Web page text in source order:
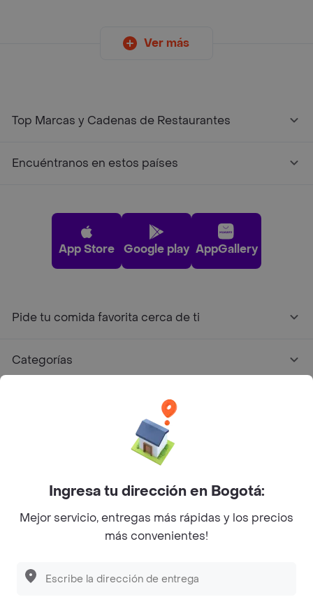
Ver más
Top Marcas y Cadenas de Restaurantes
Encuéntranos en estos países
App Store Google play AppGallery
Pide tu comida favorita cerca de ti
Categorías
Facebook
Twitter
Instagram
©2026Rappi Inc. All rights reserved.
Ingresa tu dirección en Bogotá:
Mejor servicio, entregas más rápidas y los precios
más convenientes!